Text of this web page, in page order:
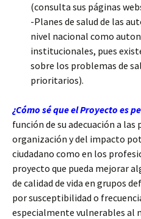
(consulta sus páginas
-Planes de salud de las
nivel nacional como
institucionales, pues
sobre los problemas de
prioritarios).
¿Cómo sé que el Proyecto es
función de su adecuación a las
organización y del impacto
ciudadano como en los
proyecto que pueda mejorar
de calidad de vida en grupos
por susceptibilidad o
especialmente vulnerables al